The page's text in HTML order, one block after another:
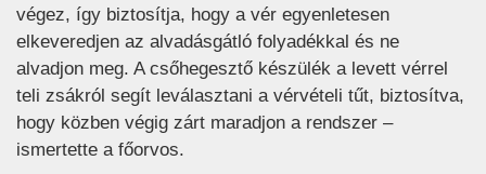
végez, így biztosítja, hogy a vér egyenletesen
elkeveredjen az alvadásgátló folyadékkal és ne
alvadjon meg. A csőhegesztő készülék a levett vérrel
teli zsákról segít leválasztani a vérvételi tűt, biztosítva,
hogy közben végig zárt maradjon a rendszer –
ismertette a főorvos.